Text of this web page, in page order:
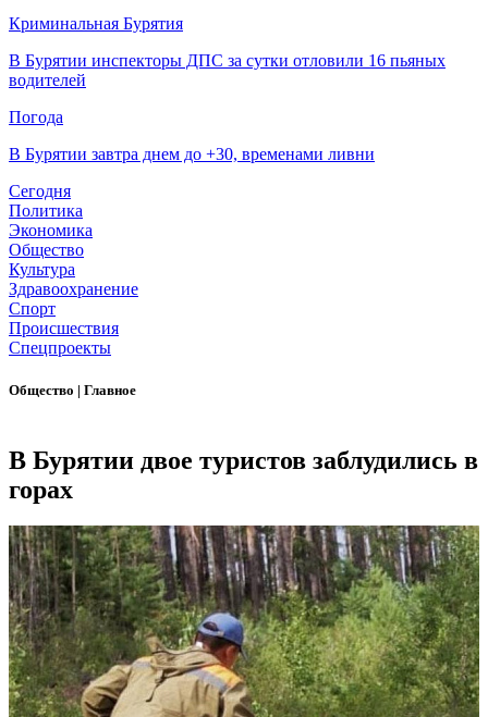
Криминальная Бурятия
В Бурятии инспекторы ДПС за сутки отловили 16 пьяных
водителей
Погода
В Бурятии завтра днем до +30, временами ливни
Сегодня
Политика
Экономика
Общество
Культура
Здравоохранение
Спорт
Происшествия
Спецпроекты
Общество | Главное
В Бурятии двое туристов заблудились в
горах